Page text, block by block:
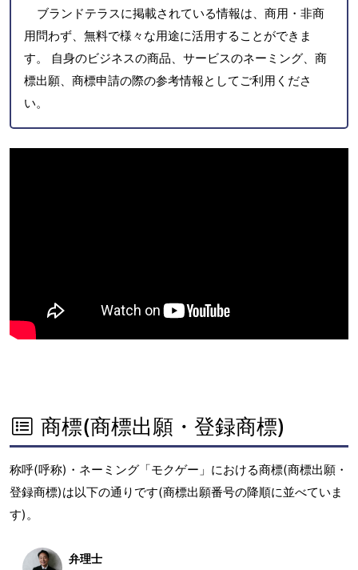
ブランドテラスに掲載されている情報は、商用・非商
用問わず、無料で様々な用途に活用することができま
す。 自身のビジネスの商品、サービスのネーミング、商
標出願、商標申請の際の参考情報としてご利用くださ
い。
商標(商標出願・登録商標)
称呼(呼称)・ネーミング「モクゲー」における商標(商標出願・
登録商標)は以下の通りです(商標出願番号の降順に並べていま
す)。
弁理士